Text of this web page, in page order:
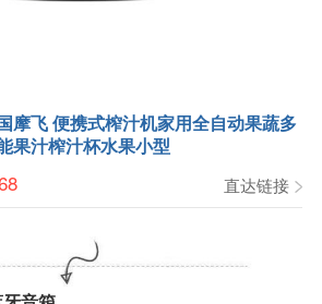
摩飞 便携式榨汁机家用全自动果蔬多
果汁榨汁杯水果小型
直达链接